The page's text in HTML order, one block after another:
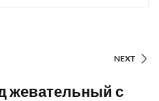
NEXT
жевательный с